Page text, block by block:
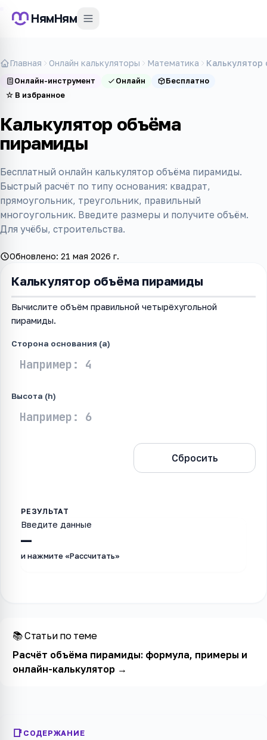
НямНям
Главная Онлайн калькуляторы Математика
Онлайн-инструмент Онлайн
Бесплатно
☆ В избранное
Калькулятор объёма
пирамиды
Бесплатный онлайн калькулятор объёма пирамиды.
Быстрый расчёт по типу основания: квадрат,
прямоугольник, треугольник, правильный
многоугольник. Введите размеры и получите объём.
Для учёбы, строительства.
Обновлено: 21 мая 2026 г.
Калькулятор объёма пирамиды
Вычислите объём правильной четырёхугольной
пирамиды.
Сторона основания (a)
Высота (h)
Сбросить
—
Введите данные
и нажмите «Рассчитать»
📚 Статьи по теме
Расчёт объёма пирамиды: формула, примеры и
онлайн-калькулятор→
СОДЕРЖАНИЕ